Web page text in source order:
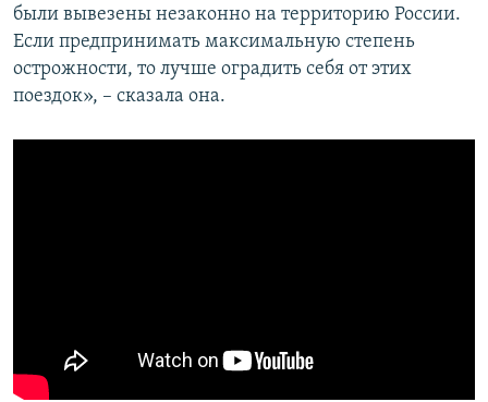
были вывезены незаконно на территорию России.
Если предпринимать максимальную степень
острожности, то лучше оградить себя от этих
поездок», – сказала она.